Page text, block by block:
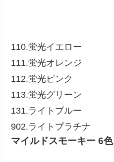
110.蛍光イエロー
111.蛍光オレンジ
112.蛍光ピンク
113.蛍光グリーン
131.ライトブルー
902.ライトプラチナ
マイルドスモーキー 6色